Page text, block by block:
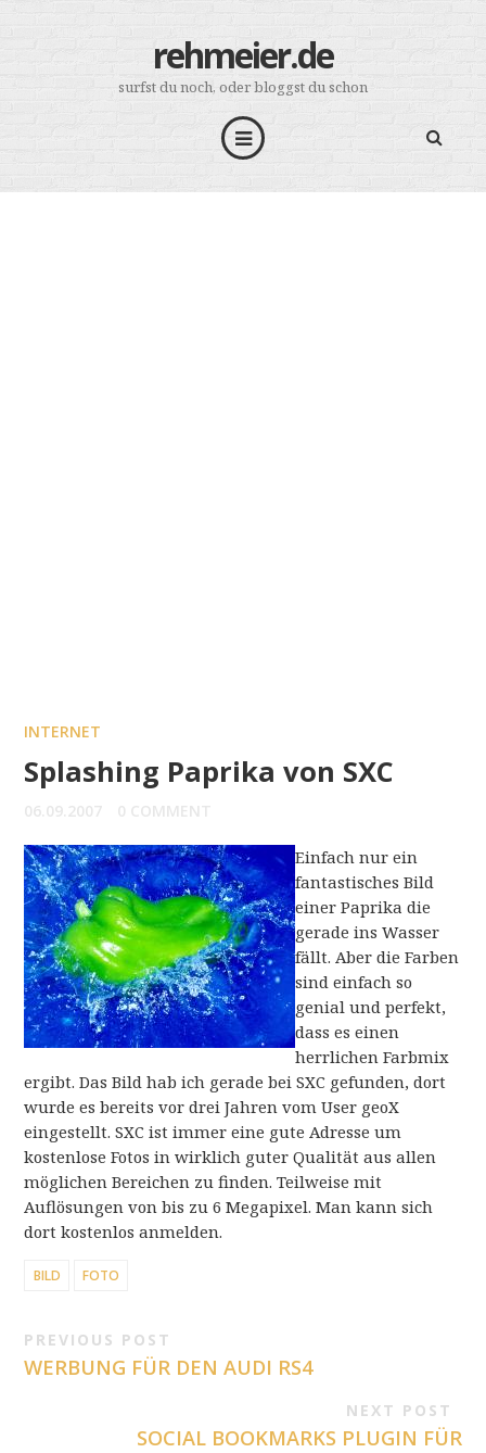
rehmeier.de
surfst du noch, oder bloggst du schon
INTERNET
Splashing Paprika von SXC
06.09.2007 0 COMMENT
Einfach nur ein
fantastisches Bild
einer Paprika die
gerade ins Wasser
fällt. Aber die Farben
sind einfach so
genial und perfekt,
dass es einen
herrlichen Farbmix
ergibt. Das Bild hab ich gerade bei SXC gefunden, dort
wurde es bereits vor drei Jahren vom User geoX
eingestellt. SXC ist immer eine gute Adresse um
kostenlose Fotos in wirklich guter Qualität aus allen
möglichen Bereichen zu finden. Teilweise mit
Auflösungen von bis zu 6 Megapixel. Man kann sich
dort kostenlos anmelden.
BILD FOTO
PREVIOUS POST
WERBUNG FÜR DEN AUDI RS4
NEXT POST
SOCIAL BOOKMARKS PLUGIN FÜR